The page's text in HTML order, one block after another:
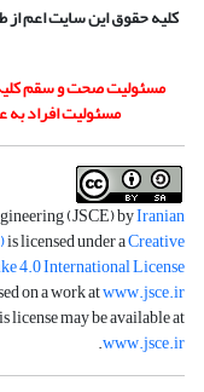
کلیه حقوق این سایت اعم
مسئولیت صحت و سقم کلیه
مسئولیت افراد
(JSCE) byIranian
is licensed under aCreative
4.0 International License
on a work atwww.jsce.ir
license may be available at
www.jsce.ir
.